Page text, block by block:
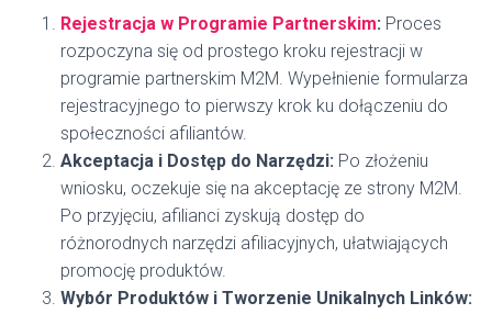
Rejestracja w Programie Partnerskim: Proces
rozpoczyna się od prostego kroku rejestracji w
programie partnerskim M2M. Wypełnienie formularza
rejestracyjnego to pierwszy krok ku dołączeniu do
społeczności afiliantów.
Akceptacja i Dostęp do Narzędzi: Po złożeniu
wniosku, oczekuje się na akceptację ze strony M2M.
Po przyjęciu, afilianci zyskują dostęp do
różnorodnych narzędzi afiliacyjnych, ułatwiających
promocję produktów.
Wybór Produktów i Tworzenie Unikalnych Linków: